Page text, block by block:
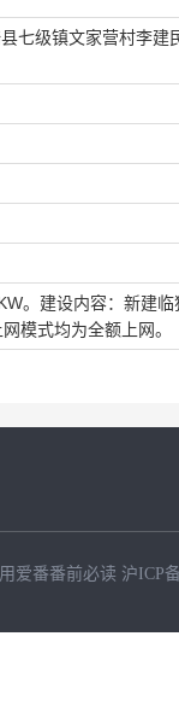
七级镇文家营村李建
。建设内容：新建
模式均为全额上网。
爱番番前必读 沪ICP